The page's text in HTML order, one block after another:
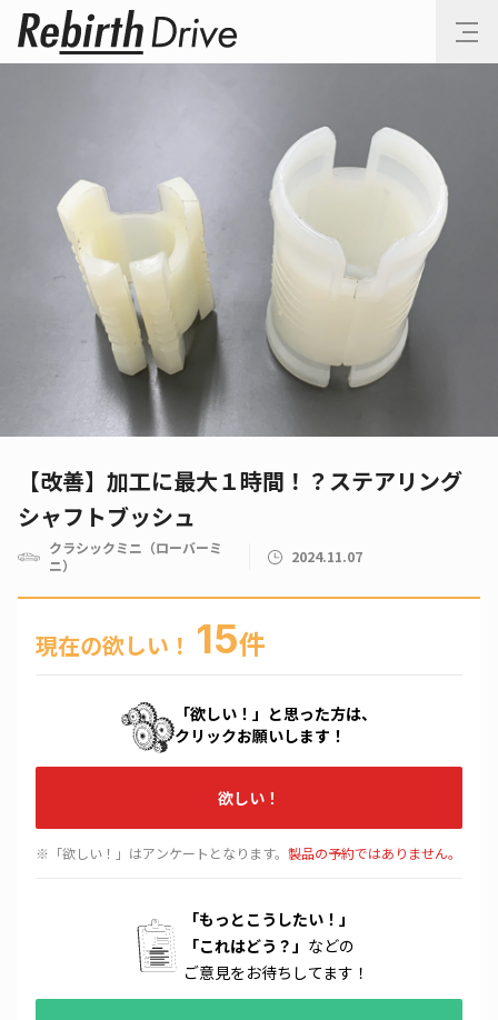
【改善】加工に最大１時間！？ステアリング
シャフトブッシュ
クラシックミニ（ローバーミ
ニ）
2024.11.07
現在の欲しい！ 15件
「欲しい！」と思った方は、
クリックお願いします！
欲しい！
※「欲しい！」はアンケートとなります。 製品の予約ではありません。
「もっとこうしたい！」
「これはどう？」 などの
ご意見をお待ちしてます！